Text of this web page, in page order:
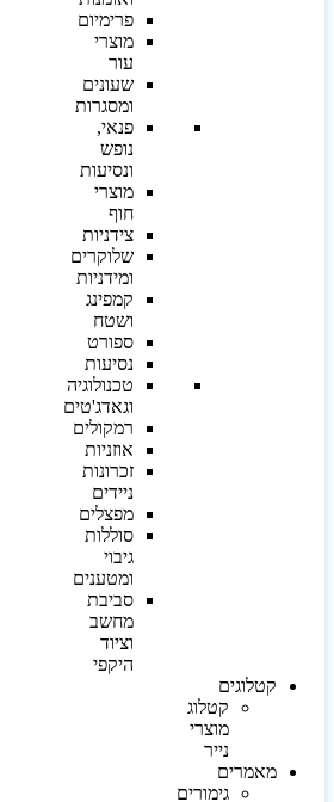
פרימיום
מוצרי
עור
שעונים
ומסגרות
פנאי,
נופש
ונסיעות
מוצרי
חוף
צידניות
שלוקרים
ומידניות
קמפינג
ושטח
ספורט
נסיעות
טכנולוגיה
וגאדג'טים
רמקולים
אוזניות
זכרונות
ניידים
מפצלים
סוללות
גיבוי
ומטענים
סביבת
מחשב
וציוד
היקפי
קטלוגים
קטלוג
מוצרי
נייר
מאמרים
גימורים